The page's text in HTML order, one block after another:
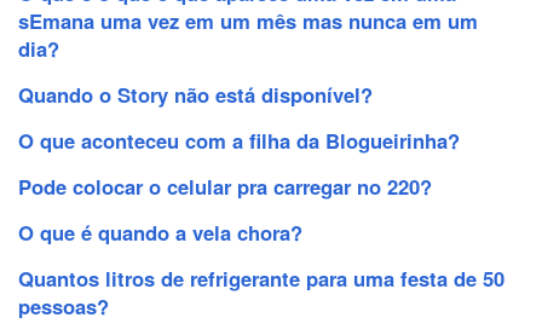
sEmana uma vez em um mês mas nunca em um
dia?
Quando o Story não está disponível?
O que aconteceu com a filha da Blogueirinha?
Pode colocar o celular pra carregar no 220?
O que é quando a vela chora?
Quantos litros de refrigerante para uma festa de 50
pessoas?